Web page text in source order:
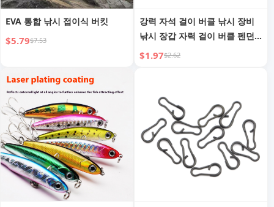
EVA 통합 낚시 접이식 버킷
$5.79$7.53
강력 자석 걸이 버클 낚시 장비
낚시 장갑 자력 걸이 버클 펜던
트 쌍 흡입 자석 버클 강력 신축
$1.97$2.62